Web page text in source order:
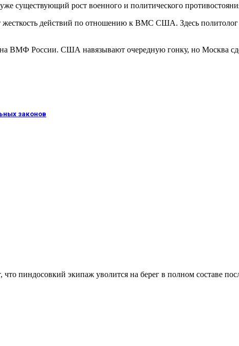
существующий рост военного и политического
жесткость действий по отношению к ВМС США. Здесь
ВМФ России. США навязывают очередную гонку, но Москва
законов
пиндосовкий экипаж уволится на берег в полном составе